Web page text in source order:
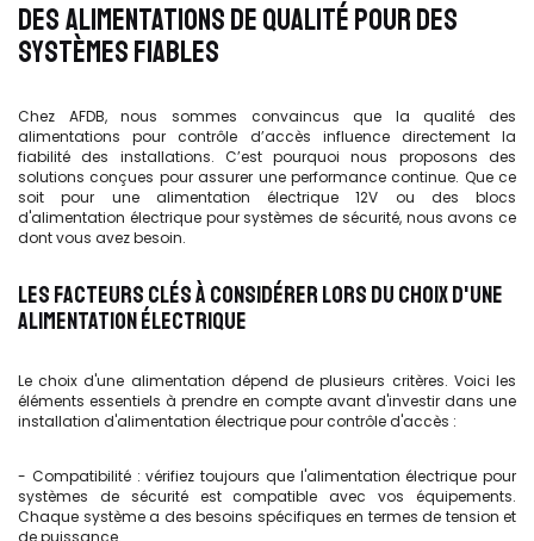
DES ALIMENTATIONS DE QUALITÉ POUR DES
SYSTÈMES FIABLES
Chez AFDB, nous sommes convaincus que la qualité des
alimentations pour contrôle d’accès influence directement la
fiabilité des installations. C’est pourquoi nous proposons des
solutions conçues pour assurer une performance continue. Que ce
soit pour une alimentation électrique 12V ou des blocs
d'alimentation électrique pour systèmes de sécurité, nous avons ce
dont vous avez besoin.
LES FACTEURS CLÉS À CONSIDÉRER LORS DU CHOIX D'UNE
ALIMENTATION ÉLECTRIQUE
Le choix d'une alimentation dépend de plusieurs critères. Voici les
éléments essentiels à prendre en compte avant d'investir dans une
installation d'alimentation électrique pour contrôle d'accès :
- Compatibilité : vérifiez toujours que l'alimentation électrique pour
systèmes de sécurité est compatible avec vos équipements.
Chaque système a des besoins spécifiques en termes de tension et
de puissance.